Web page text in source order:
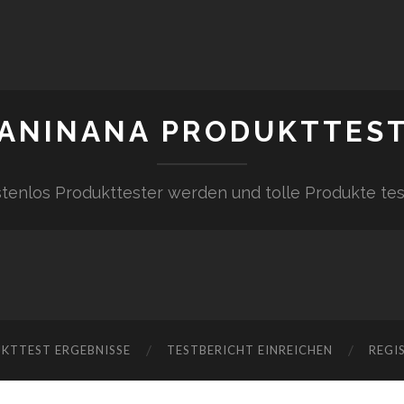
Produkttester werden und tolle Produkte
ERGEBNISSE TESTBERICHT EINREICHEN